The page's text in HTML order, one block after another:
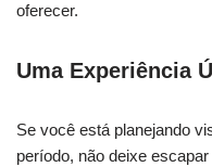
oferecer.
Uma Experiência
Se você está planejando
período, não deixe